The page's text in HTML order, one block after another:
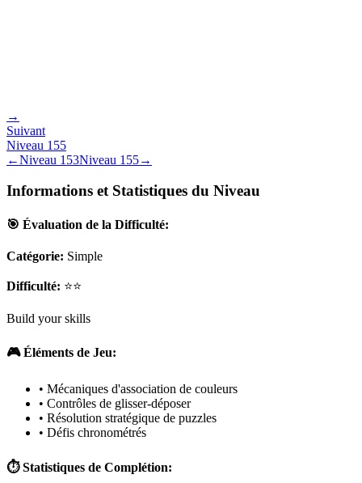
→
Suivant
Niveau 155
←Niveau 153Niveau 155→
Informations et Statistiques du Niveau
🎯 Évaluation de la Difficulté:
Catégorie: Simple
Difficulté: ⭐⭐
Build your skills
🎮 Éléments de Jeu:
• Mécaniques d'association de couleurs
• Contrôles de glisser-déposer
• Résolution stratégique de puzzles
• Défis chronométrés
⏱️ Statistiques de Complétion: